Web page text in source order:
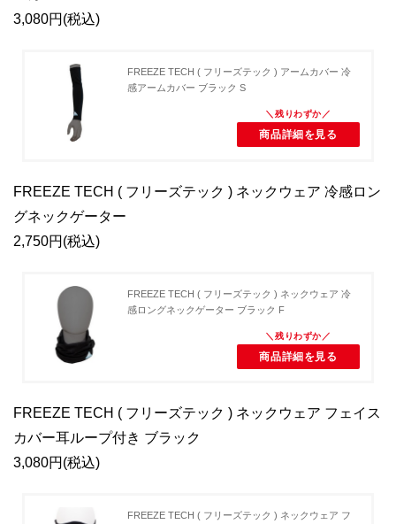
3,080円(税込)
FREEZE TECH ( フリーズテック ) アームカバー 冷
感アームカバー ブラック S
商品詳細を見る
FREEZE TECH ( フリーズテック ) ネックウェア 冷感ロン
グネックゲーター
2,750円(税込)
FREEZE TECH ( フリーズテック ) ネックウェア 冷
感ロングネックゲーター ブラック F
商品詳細を見る
FREEZE TECH ( フリーズテック ) ネックウェア フェイス
カバー耳ループ付き ブラック
3,080円(税込)
FREEZE TECH ( フリーズテック ) ネックウェア フ